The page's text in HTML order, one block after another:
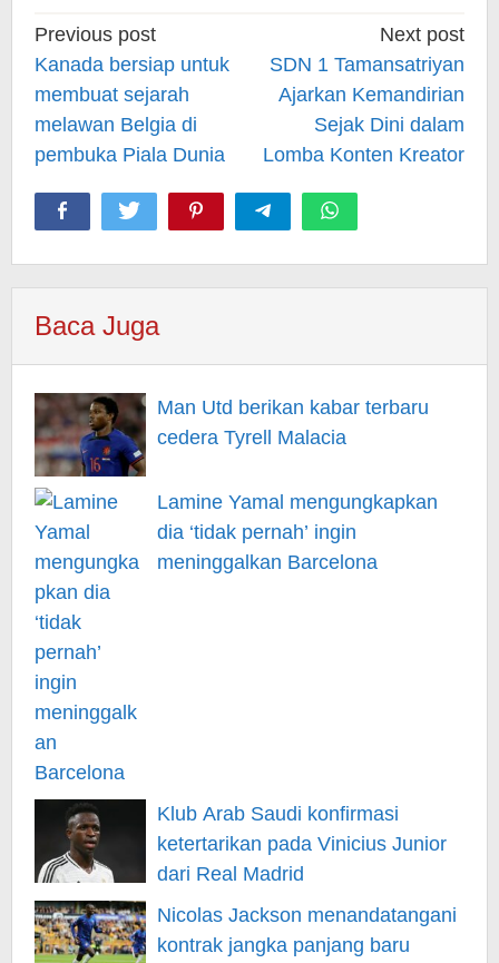
Post
navigation
Previous post
Kanada bersiap untuk
membuat sejarah
melawan Belgia di
pembuka Piala Dunia
Next post
SDN 1 Tamansatriyan
Ajarkan Kemandirian
Sejak Dini dalam
Lomba Konten Kreator
Baca Juga
Man Utd berikan kabar terbaru
cedera Tyrell Malacia
Lamine Yamal mengungkapkan
dia ‘tidak pernah’ ingin
meninggalkan Barcelona
Klub Arab Saudi konfirmasi
ketertarikan pada Vinicius Junior
dari Real Madrid
Nicolas Jackson menandatangani
kontrak jangka panjang baru